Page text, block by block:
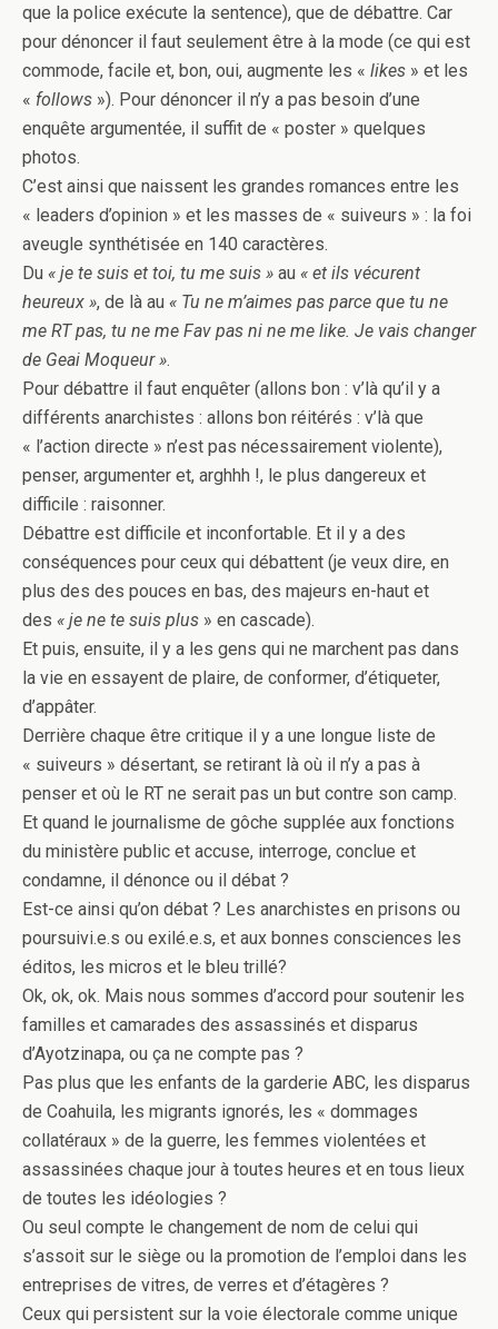
que la police exécute la sentence), que de débattre. Car
pour dénoncer il faut seulement être à la mode (ce qui est
commode, facile et, bon, oui, augmente les « likes » et les
« follows »). Pour dénoncer il n’y a pas besoin d’une
enquête argumentée, il suffit de « poster » quelques
photos.
C’est ainsi que naissent les grandes romances entre les
« leaders d’opinion » et les masses de « suiveurs » : la foi
aveugle synthétisée en 140 caractères.
Du « je te suis et toi, tu me suis » au « et ils vécurent
heureux », de là au « Tu ne m’aimes pas parce que tu ne
me RT pas, tu ne me Fav pas ni ne me like. Je vais changer
de Geai Moqueur ».
Pour débattre il faut enquêter (allons bon : v’là qu’il y a
différents anarchistes : allons bon réitérés : v’là que
« l’action directe » n’est pas nécessairement violente),
penser, argumenter et, arghhh !, le plus dangereux et
difficile : raisonner.
Débattre est difficile et inconfortable. Et il y a des
conséquences pour ceux qui débattent (je veux dire, en
plus des des pouces en bas, des majeurs en-haut et
des « je ne te suis plus » en cascade).
Et puis, ensuite, il y a les gens qui ne marchent pas dans
la vie en essayent de plaire, de conformer, d’étiqueter,
d’appâter.
Derrière chaque être critique il y a une longue liste de
« suiveurs » désertant, se retirant là où il n’y a pas à
penser et où le RT ne serait pas un but contre son camp.
Et quand le journalisme de gôche supplée aux fonctions
du ministère public et accuse, interroge, conclue et
condamne, il dénonce ou il débat ?
Est-ce ainsi qu’on débat ? Les anarchistes en prisons ou
poursuivi.e.s ou exilé.e.s, et aux bonnes consciences les
éditos, les micros et le bleu trillé?
Ok, ok, ok. Mais nous sommes d’accord pour soutenir les
familles et camarades des assassinés et disparus
d’Ayotzinapa, ou ça ne compte pas ?
Pas plus que les enfants de la garderie ABC, les disparus
de Coahuila, les migrants ignorés, les « dommages
collatéraux » de la guerre, les femmes violentées et
assassinées chaque jour à toutes heures et en tous lieux
de toutes les idéologies ?
Ou seul compte le changement de nom de celui qui
s’assoit sur le siège ou la promotion de l’emploi dans les
entreprises de vitres, de verres et d’étagères ?
Ceux qui persistent sur la voie électorale comme unique